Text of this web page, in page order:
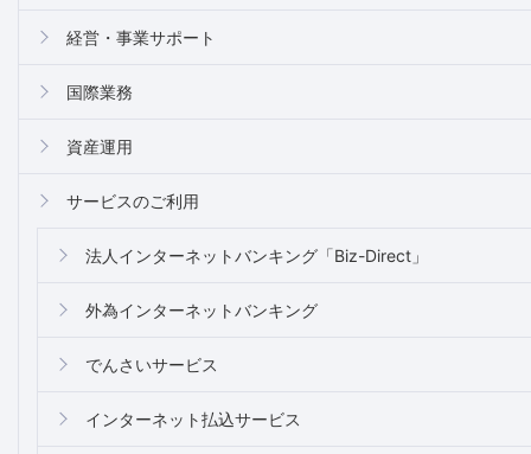
経営・事業サポート
国際業務
資産運用
サービスのご利用
法人インターネットバンキング「Biz-Direct」
外為インターネットバンキング
でんさいサービス
インターネット払込サービス